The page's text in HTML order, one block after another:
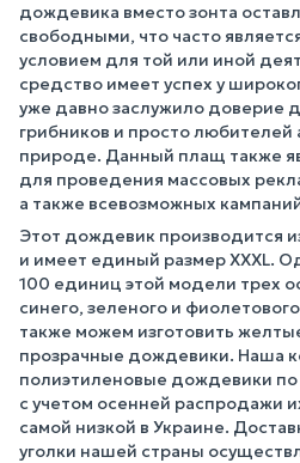
дождевика вместо зонта
свободными, что часто
условием для той или иной
средство имеет успех у
уже давно заслужило доверие
грибников и просто любителей
природе. Данный плащ также
для проведения массовых
а также всевозможных
Этот дождевик производится
и имеет единый размер XXXL.
100 единиц этой модели трех
синего, зеленого и
также можем изготовить
прозрачные дождевики. Наша
полиэтиленовые дождевики
с учетом осенней распродажи
самой низкой в Украине.
уголки нашей страны